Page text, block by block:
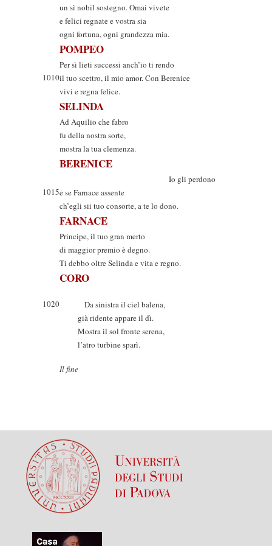
un sì nobil sostegno. Omai vivete
e felici regnate e vostra sia
ogni fortuna, ogni grandezza mia.
POMPEO
Per sì lieti successi anch’io ti rendo
1010il tuo scettro, il mio amor. Con Berenice
vivi e regna felice.
SELINDA
Ad Aquilio che fabro
fu della nostra sorte,
mostra la tua clemenza.
BERENICE
Io gli perdono
1015e se Farnace assente
ch’egli sii tuo consorte, a te lo dono.
FARNACE
Principe, il tuo gran merto
di maggior premio è degno.
Ti debbo oltre Selinda e vita e regno.
CORO
1020
Da sinistra il ciel balena,
già ridente appare il dì.
Mostra il sol fronte serena,
l’atro turbine sparì.
Il fine